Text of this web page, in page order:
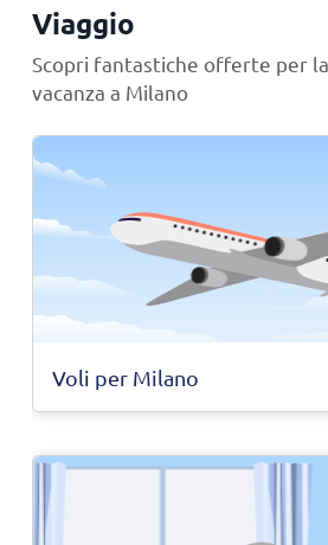
Viaggio
Scopri fantastiche offerte per
vacanza a Milano
Voli per Milano